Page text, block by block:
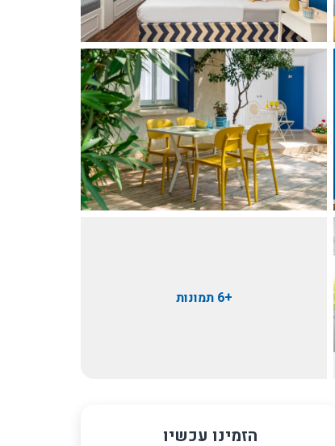
+6 תמונות
הזמינו עכשיו